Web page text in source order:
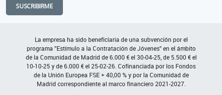
SUSCRIBIRME
La empresa ha sido beneficiaria de una subvención por el
programa "Estímulo a la Contratación de Jóvenes" en el ámbito
de la Comunidad de Madrid de 6.000 € el 30-04-25, de 5.500 € el
10-10-25 y de 6.000 € el 25-02-26. Cofinanciada por los Fondos
de la Unión Europea FSE + 40,00 % y por la Comunidad de
Madrid correspondiente al marco financiero 2021-2027.